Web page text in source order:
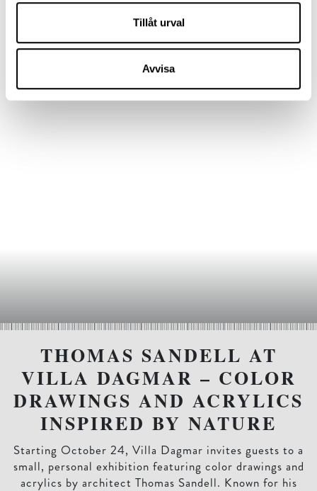
Tillåt urval
Avvisa
THOMAS SANDELL AT
VILLA DAGMAR – COLOR
DRAWINGS AND ACRYLICS
INSPIRED BY NATURE
Starting October 24, Villa Dagmar invites guests to a
small, personal exhibition featuring color drawings and
acrylics by architect Thomas Sandell. Known for his